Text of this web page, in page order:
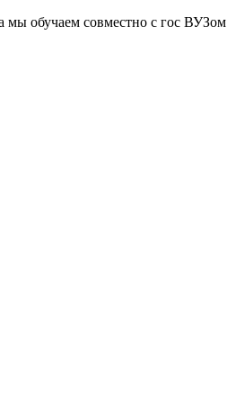
совместно с гос ВУЗом